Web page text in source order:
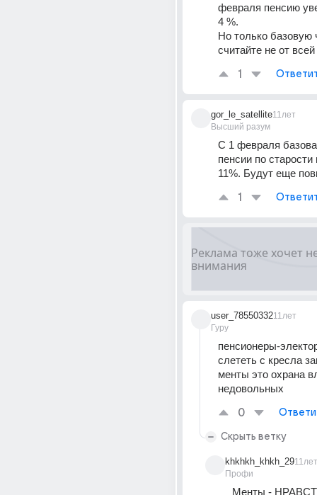
февраля пенсию
4 %.
Но только базовую
считайте не от
1
gor_le_satellite
Высший разум
11лет
С 1 февраля
пенсии по
11%. Будут еще
1
user_78550332
Гуру
11лет
пенсионеры-
слететь с кресла
менты это охрана
недовольных
0
Скрыть ветку
khkhkh_khkh_29
Профи
11лет
Менты -